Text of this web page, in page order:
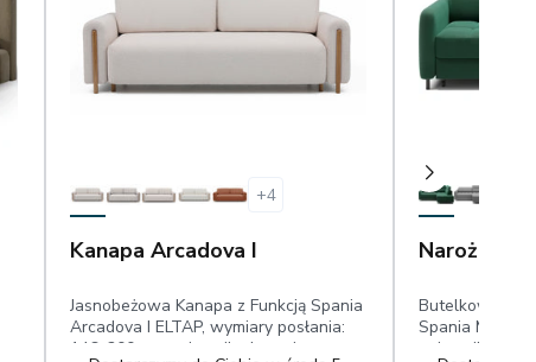
+4
Kanapa Arcadova I
Jasnobeżowa Kanapa z Funkcją Spania
Arcadova I ELTAP, wymiary posłania:
146x200 cm, pojemnik, drewniane
Narożnik
Spania Mały
pojemnik,